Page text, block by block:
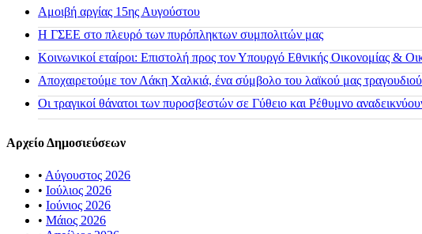
Αμοιβή αργίας 15ης Αυγούστου
H ΓΣΕΕ στο πλευρό των πυρόπληκτων συμπολιτών μας
Κοινωνικοί εταίροι: Επιστολή προς τον Υπουργό Εθνικής Οικονομίας &
Αποχαιρετούμε τον Λάκη Χαλκιά, ένα σύμβολο του λαϊκού μας
Οι τραγικοί θάνατοι των πυροσβεστών σε Γύθειο και Ρέθυμνο
Αρχείο Δημοσιεύσεων
• Αύγουστος 2026
• Ιούλιος 2026
• Ιούνιος 2026
• Μάιος 2026